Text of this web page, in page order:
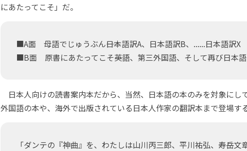
にあたってこそ」だ。
■A面 母語でじゅうぶん――日本語訳A、日本語訳B、......日本語訳X
■B面 原書にあたってこそ――英語、第三外国語、そして再び日本語
日本人向けの読書案内本だから、当然、日本語の本のみを対象にし
外国語の本や、海外で出版されている日本人作家の翻訳本まで登場す
「ダンテの『神曲』を、わたしは山川丙三郎、平川祐弘、寿岳文